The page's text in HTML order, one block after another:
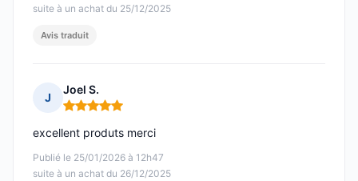
suite à un achat du 25/12/2025
Avis traduit
J
Joel S.
Note : 5 sur 5
Publié le 25/01/2026 à 12h47
suite à un achat du 26/12/2025
excellent produts merci